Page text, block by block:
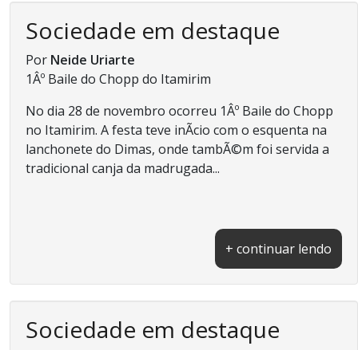
Sociedade em destaque
Por Neide Uriarte
1Âº Baile do Chopp do Itamirim
No dia 28 de novembro ocorreu 1Âº Baile do Chopp
no Itamirim. A festa teve inÃ­cio com o esquenta na
lanchonete do Dimas, onde tambÃ©m foi servida a
tradicional canja da madrugada...
+ continuar lendo
Sociedade em destaque